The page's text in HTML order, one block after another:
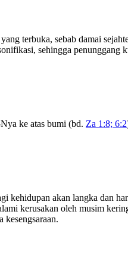
terbuka, sebab damai
sehingga penunggang
ke atas bumi (bd. Za 1:8; 6:2
kehidupan akan langka dan
kerusakan oleh musim
kesengsaraan.